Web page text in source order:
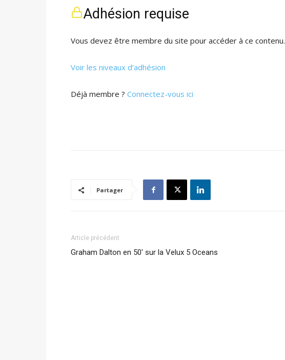
Adhésion requise
Vous devez être membre du site pour accéder à ce contenu.
Voir les niveaux d’adhésion
Déjà membre ? Connectez-vous ici
Partager
Article précédent
Graham Dalton en 50′ sur la Velux 5 Oceans